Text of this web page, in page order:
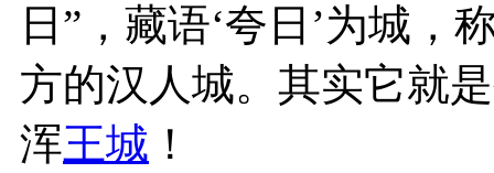
日”，藏语‘夸日’为城，
方的汉人城。其实它就
浑王城 ！